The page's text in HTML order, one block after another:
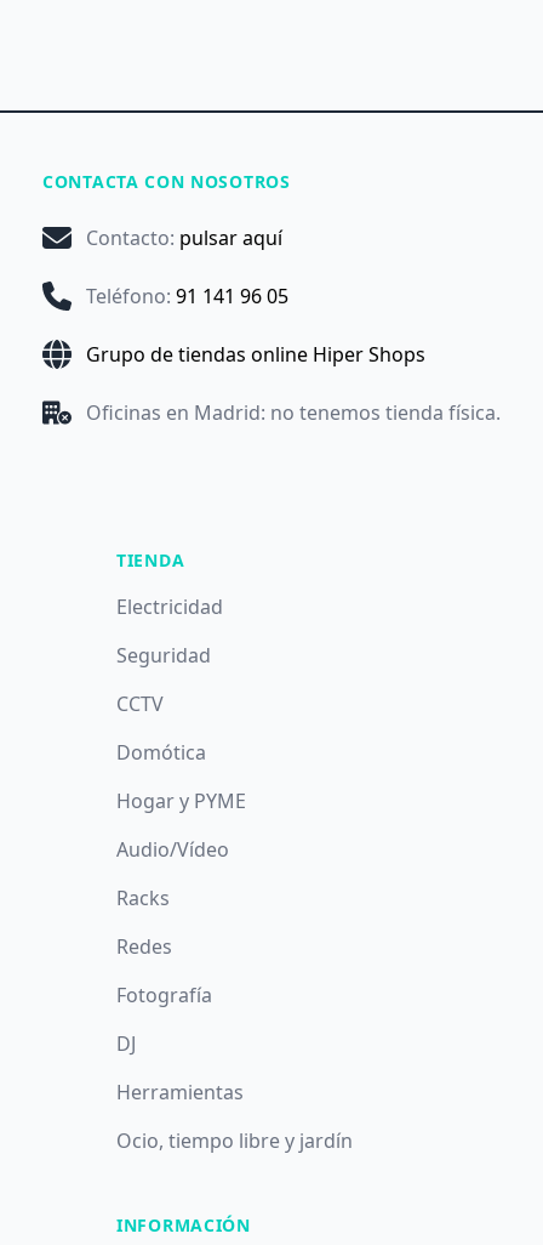
CONTACTA CON NOSOTROS
Contacto: pulsar aquí
Teléfono: 91 141 96 05
Grupo de tiendas online Hiper Shops
Oficinas en Madrid: no tenemos tienda física.
TIENDA
Electricidad
Seguridad
CCTV
Domótica
Hogar y PYME
Audio/Vídeo
Racks
Redes
Fotografía
DJ
Herramientas
Ocio, tiempo libre y jardín
INFORMACIÓN